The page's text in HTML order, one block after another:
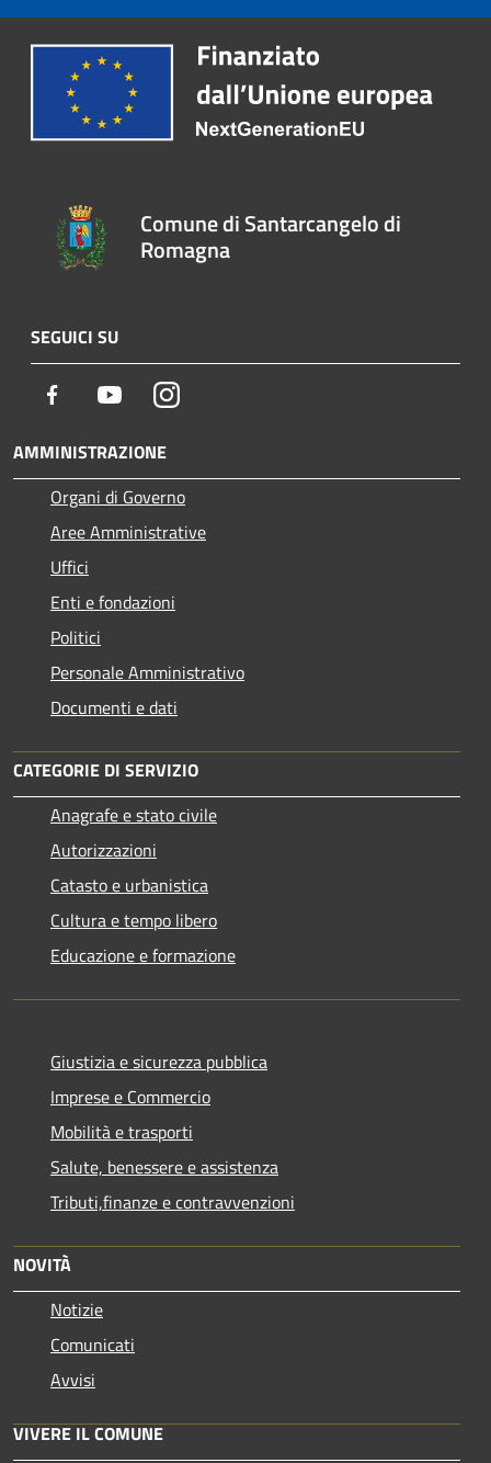
Comune di Santarcangelo di
Romagna
SEGUICI SU
Facebook YoutubeInstagram
AMMINISTRAZIONE
Organi di Governo
Aree Amministrative
Uffici
Enti e fondazioni
Politici
Personale Amministrativo
Documenti e dati
CATEGORIE DI SERVIZIO
Anagrafe e stato civile
Autorizzazioni
Catasto e urbanistica
Cultura e tempo libero
Educazione e formazione
Giustizia e sicurezza pubblica
Imprese e Commercio
Mobilità e trasporti
Salute, benessere e assistenza
Tributi,finanze e contravvenzioni
NOVITÀ
Notizie
Comunicati
Avvisi
VIVERE IL COMUNE